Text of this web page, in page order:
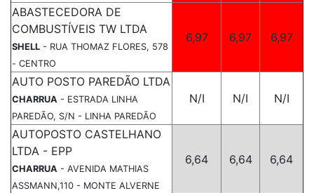
ABASTECEDORA DE
COMBUSTÍVEIS TW LTDA
SHELL - RUA THOMAZ FLORES, 578
- CENTRO
6,97 6,97 6,97
AUTO POSTO PAREDÃO LTDA
CHARRUA - ESTRADA LINHA
PAREDÃO, S/N - LINHA PAREDÃO
N/I N/I N/I
AUTOPOSTO CASTELHANO
LTDA - EPP
CHARRUA - AVENIDA MATHIAS
ASSMANN,110 - MONTE ALVERNE
6,64 6,64 6,64